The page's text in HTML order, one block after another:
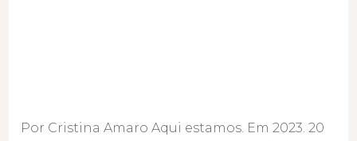
Por Cristina Amaro Aqui estamos. Em 2023. 20